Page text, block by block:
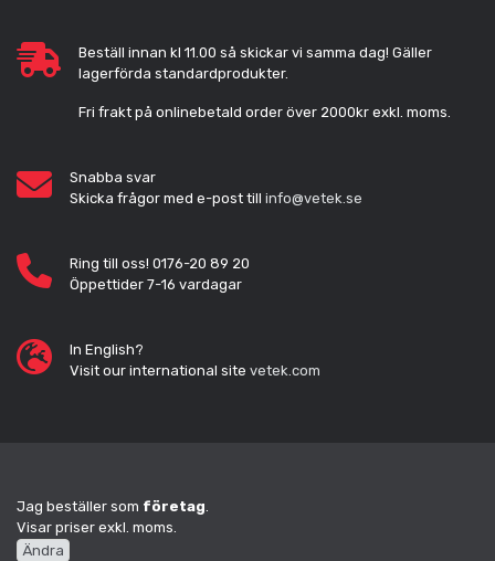
Beställ innan kl 11.00 så skickar vi samma dag! Gäller
lagerförda standardprodukter.
Fri frakt på onlinebetald order över 2000kr exkl. moms.
Snabba svar
Skicka frågor med e-post till info@vetek.se
Ring till oss! 0176-20 89 20
Öppettider 7-16 vardagar
In English?
Visit our international site vetek.com
Jag beställer som företag.
Visar priser exkl. moms.
Ändra